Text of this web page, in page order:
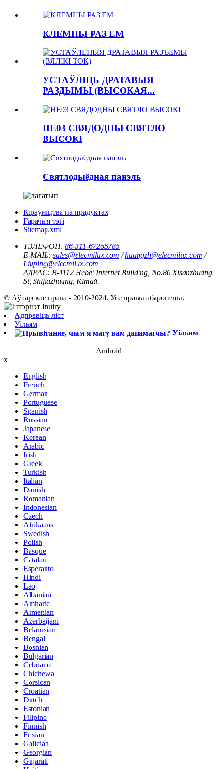
КЛЕМНЫ РАЗ'ЕМ
УСТАЎЛІЦЬ ДРАТАВЫЯ
РАЗДЫМЫ (ВЫСОКАЯ...
HE03 СВЯДОДНЫ СВЯТЛО
ВЫСОКІ
Святлодыёдная панэль
Кіраўніцтва па прадуктах
Гарачыя тэгі
Sitemap.xml
ТЭЛЕФОН: 86-311-67265785
E-MAIL: sales@elecmilux.com /huangzh@elecmilux.com /
Liuping@elecmilux.com
АДРАС: B-1112 Hebei Internet Building, No.86 Xisanzhuang
St, Shijiazhuang, Кітай.
© Аўтарскае права - 2010-2024: Усе правы абаронены.
Адправіць ліст
Уільям
Уільям
Android
x
English
French
German
Portuguese
Spanish
Russian
Japanese
Korean
Arabic
Irish
Greek
Turkish
Italian
Danish
Romanian
Indonesian
Czech
Afrikaans
Swedish
Polish
Basque
Catalan
Esperanto
Hindi
Lao
Albanian
Amharic
Armenian
Azerbaijani
Belarusian
Bengali
Bosnian
Bulgarian
Cebuano
Chichewa
Corsican
Croatian
Dutch
Estonian
Filipino
Finnish
Frisian
Galician
Georgian
Gujarati